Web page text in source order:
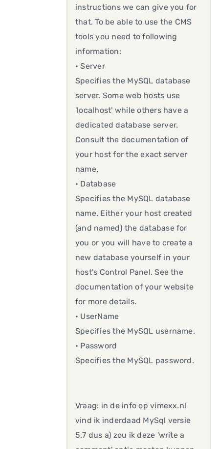
instructions we can give you for
that. To be able to use the CMS
tools you need to following
information:
• Server
Specifies the MySQL database
server. Some web hosts use
'localhost' while others have a
dedicated database server.
Consult the documentation of
your host for the exact server
name.
• Database
Specifies the MySQL database
name. Either your host created
(and named) the database for
you or you will have to create a
new database yourself in your
host's Control Panel. See the
documentation of your website
for more details.
• UserName
Specifies the MySQL username.
• Password
Specifies the MySQL password.
Vraag: in de info op vimexx.nl
vind ik inderdaad MySql versie
5.7 dus a) zou ik deze 'write a